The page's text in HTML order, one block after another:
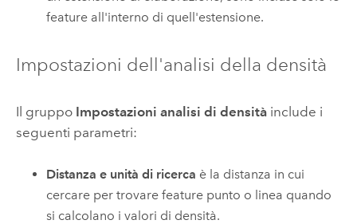
feature all'interno di quell'estensione.
Impostazioni dell'analisi della densità
Il gruppo Impostazioni analisi di densitàinclude i
seguenti parametri:
Distanza e unità di ricerca è la distanza in cui
cercare per trovare feature punto o linea quando
si calcolano i valori di densità.